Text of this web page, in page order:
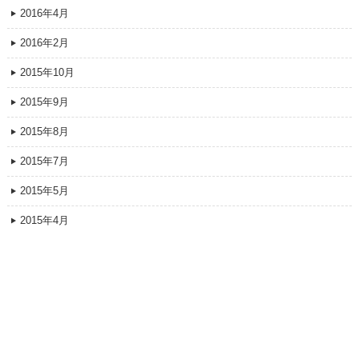
2016年4月
2016年2月
2015年10月
2015年9月
2015年8月
2015年7月
2015年5月
2015年4月